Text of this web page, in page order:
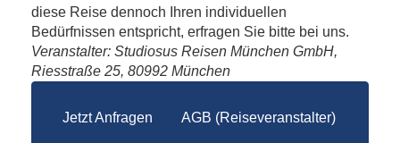
diese Reise dennoch Ihren individuellen
Bedürfnissen entspricht, erfragen Sie bitte bei uns.
Veranstalter: Studiosus Reisen München GmbH,
Riesstraße 25, 80992 München
Jetzt Anfragen AGB (Reiseveranstalter)